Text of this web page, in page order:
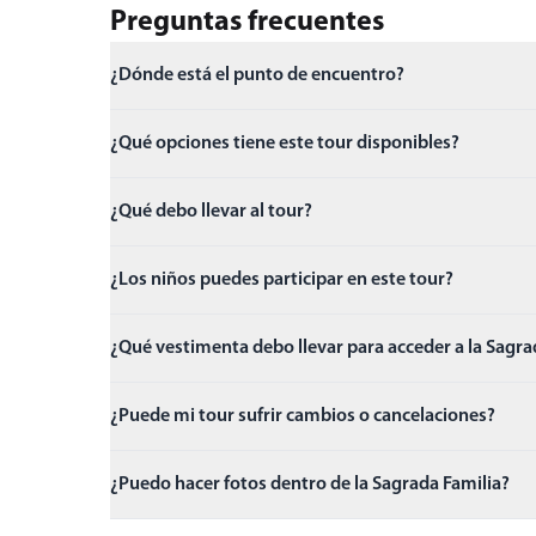
Preguntas frecuentes
¿Dónde está el punto de encuentro?
¿Qué opciones tiene este tour disponibles?
¿Qué debo llevar al tour?
¿Los niños puedes participar en este tour?
¿Qué vestimenta debo llevar para acceder a la
¿Puede mi tour sufrir cambios o cancelaciones?
¿Puedo hacer fotos dentro de la Sagrada Familia?